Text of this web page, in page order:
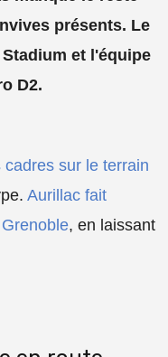
présents. Le
et l'équipe
D2.
sur le terrain
Aurillac fait
, en laissant